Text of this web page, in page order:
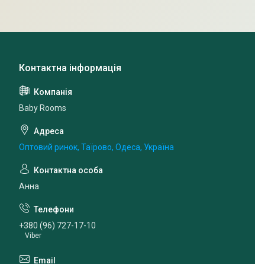
Baby Rooms
Оптовий ринок, Таїрово, Одеса, Україна
Анна
+380 (96) 727-17-10
Viber